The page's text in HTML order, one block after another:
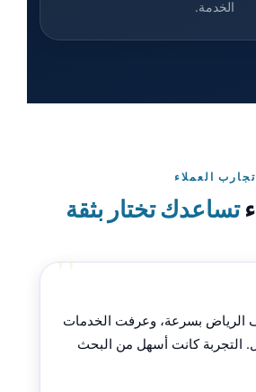
الخدمة.
تجارب العملاء
تساعدك تختار بثقة
بسرعة، وعرفت الخدمات
التجربة كانت أسهل من البحث